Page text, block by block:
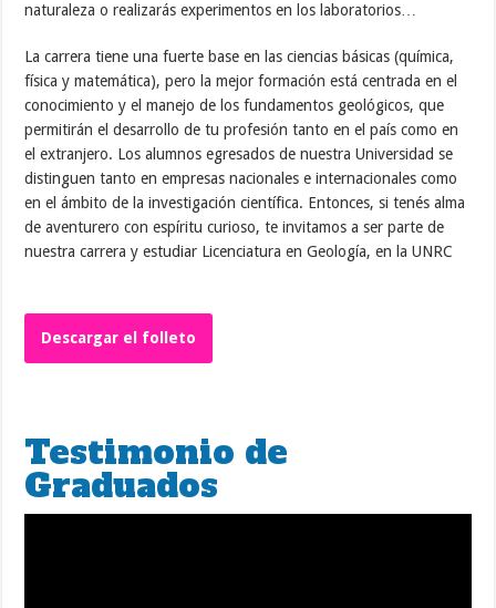
naturaleza o realizarás experimentos en los laboratorios…
La carrera tiene una fuerte base en las ciencias básicas (química,
física y matemática), pero la mejor formación está centrada en el
conocimiento y el manejo de los fundamentos geológicos, que
permitirán el desarrollo de tu profesión tanto en el país como en
el extranjero. Los alumnos egresados de nuestra Universidad se
distinguen tanto en empresas nacionales e internacionales como
en el ámbito de la investigación científica. Entonces, si tenés alma
de aventurero con espíritu curioso, te invitamos a ser parte de
nuestra carrera y estudiar Licenciatura en Geología, en la UNRC
Descargar el folleto
Testimonio de
Graduados